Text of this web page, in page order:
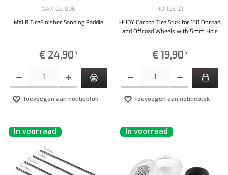
MAX-02-006
MXLR TireFinisher Sanding Paddle
€ 24,90*
Toevoegen aan notitieblok
HU-105121
HUDY Carbon Tire Stick for 1:10 Onroad
and Offroad Wheels with 5mm Hole
€ 19,90*
Toevoegen aan notitieblok
In voorraad In voorraad